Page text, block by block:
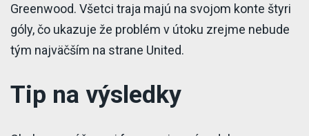
Greenwood. Všetci traja majú na svojom konte štyri
góly, čo ukazuje že problém v útoku zrejme nebude
tým najväčším na strane United.
Tip na výsledky